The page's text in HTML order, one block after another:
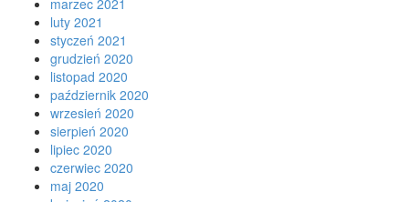
luty 2021
styczeń 2021
grudzień 2020
listopad 2020
październik 2020
wrzesień 2020
sierpień 2020
lipiec 2020
czerwiec 2020
maj 2020